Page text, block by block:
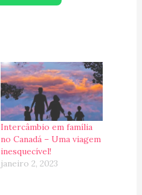
Intercâmbio em família
no Canadá – Uma viagem
inesquecível!
janeiro 2, 2023